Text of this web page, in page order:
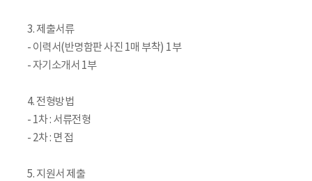
3. 제출서류
- 이력서(반명함판 사진 1매 부착) 1부
- 자기소개서 1부
4. 전형방법
- 1차 : 서류전형
- 2차 : 면 접
5. 지원서 제출